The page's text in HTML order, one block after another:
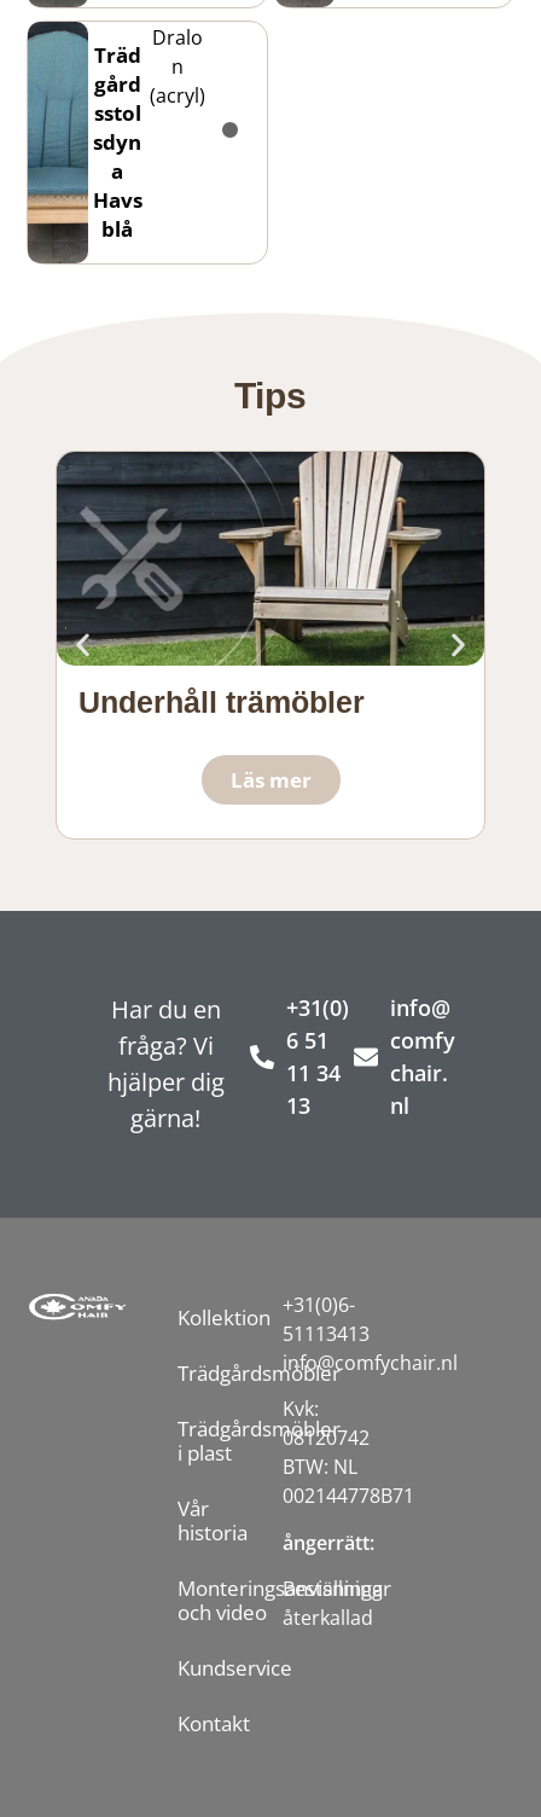
Träd
gård
sstol
sdyn
a
Havs
blå
Dralo
n
(acryl)
Tips
Underhåll trämöbler
Läs mer
Har du en
fråga? Vi
hjälper dig
gärna!
+31(0)
6 51
11 34
13
info@
comfy
chair.
nl
Kollektion
Trädgårdsmöbler
Trädgårdsmöbler
i plast
Vår
historia
Monteringsanvisningar
och video
Kundservice
Kontakt
+31(0)6-
51113413
info@comfychair.nl
Kvk:
08120742
BTW: NL
002144778B71
ångerrätt:
Beställning
återkallad